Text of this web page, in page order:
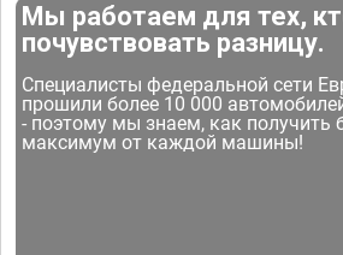
Мы работаем для тех,
почувствовать разницу.
Специалисты федеральной сети
прошили более 10 000
- поэтому мы знаем, как получить
максимум от каждой машины!